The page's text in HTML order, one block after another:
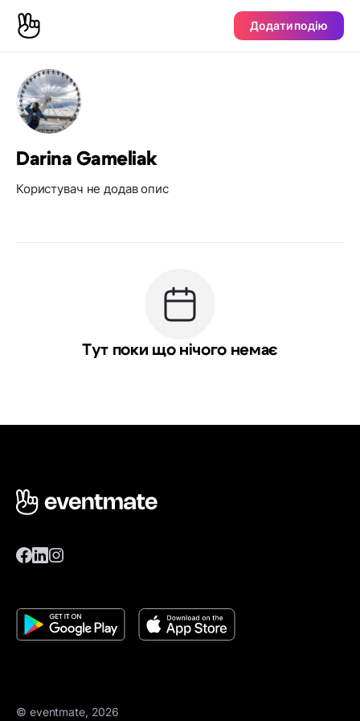
Додати подію
Darina Gameliak
Користувач не додав опис
Тут поки що нічого немає
© eventmate, 2026